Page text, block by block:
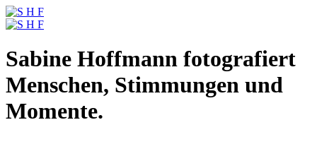
Sabine Hoffmann fotografiert
Menschen, Stimmungen und
Momente.